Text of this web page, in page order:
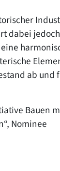
dabei
ab und
Bauen
Nominee